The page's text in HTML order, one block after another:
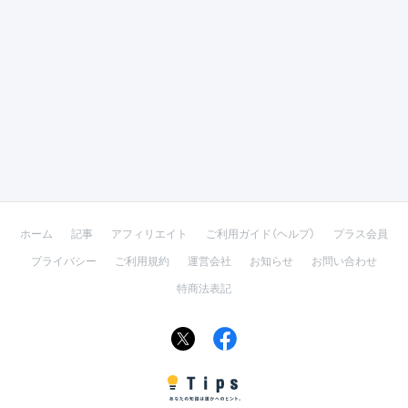
ホーム 記事 アフィリエイト ご利用ガイド（ヘルプ）
プラス会員
プライバシー
ご利用規約 運営会社 お知らせ
お問い合わせ
特商法表記